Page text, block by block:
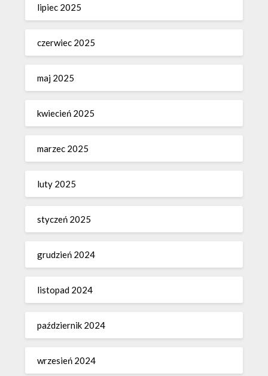
lipiec 2025
czerwiec 2025
maj 2025
kwiecień 2025
marzec 2025
luty 2025
styczeń 2025
grudzień 2024
listopad 2024
październik 2024
wrzesień 2024